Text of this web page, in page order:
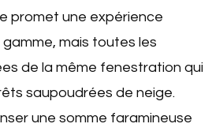
promet une expérience
mais toutes les
de la même fenestration qui
saupoudrées de neige.
une somme faramineuse